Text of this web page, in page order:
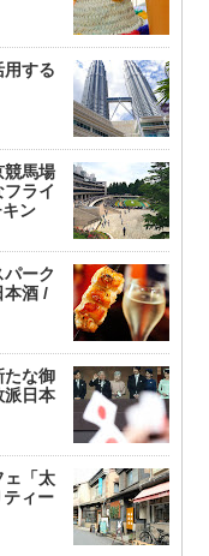
する
競馬場
ライ
ン
パーク
本酒 /
たな御
日本
ェ「太
ティー